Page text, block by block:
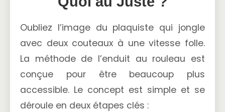
Oubliez l’image du plaquiste qui jongle
avec deux couteaux à une vitesse folle.
La méthode de l’enduit au rouleau est
conçue pour être beaucoup plus
accessible. Le concept est simple et se
déroule en deux étapes clés :